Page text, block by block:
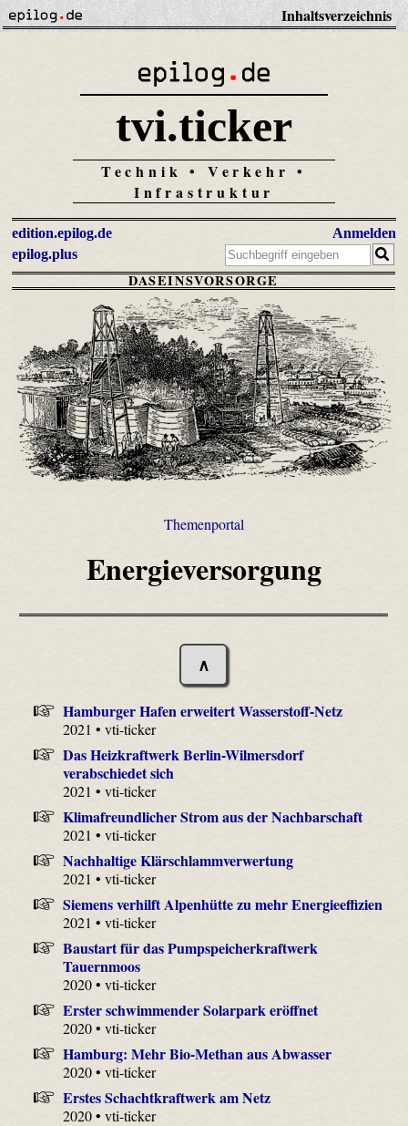
Inhaltsverzeichnis
tvi.ticker
Technik • Verkehr •
Infrastruktur
edition.epilog.de
epilog.plus
Anmelden
DASEINSVORSORGE
Themenportal
Energieversorgung
∧
Hamburger Hafen erweitert Wasserstoff-Netz
2021 • vti-ticker
Das Heizkraftwerk Berlin-Wilmersdorf
verabschiedet sich
2021 • vti-ticker
Klimafreundlicher Strom aus der Nachbarschaft
2021 • vti-ticker
Nachhaltige Klärschlammverwertung
2021 • vti-ticker
Siemens verhilft Alpenhütte zu mehr Energieeffizien
2021 • vti-ticker
Baustart für das Pumpspeicherkraftwerk
Tauernmoos
2020 • vti-ticker
Erster schwimmender Solarpark eröffnet
2020 • vti-ticker
Hamburg: Mehr Bio-Methan aus Abwasser
2020 • vti-ticker
Erstes Schachtkraftwerk am Netz
2020 • vti-ticker